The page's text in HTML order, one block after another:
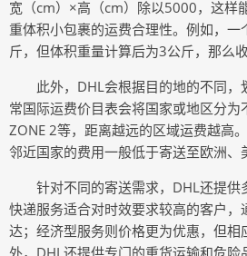
宽（cm）×高（cm）除以5000，这样
重体积小包裹的运费合理性。例如，
斤，但体积重量计算后为3公斤，那么
此外，DHL会根据目的地的不同，
常国际运费价目表会将国家或地区分为
ZONE 2等，距离越远的区域运费越高
邻近国家的费用一般低于寄送至欧洲、
针对不同的寄送需求，DHL还提
快递服务适合对时效要求较高的客户
达；经济型服务则价格更为优惠，但
外，DHL还提供专门的重货运输和危险